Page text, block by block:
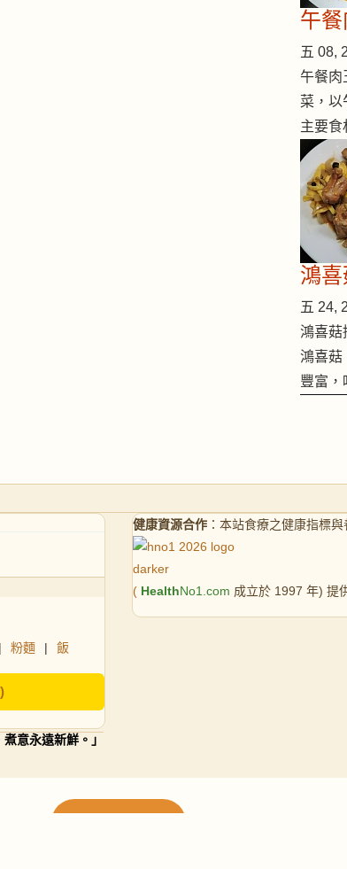
午
五 08,
午餐肉
菜，以
主要
鴻
五 24,
鴻喜菇
鴻喜菇
豐富
| 粉麵 | 飯
煮意永遠新鮮。」
健康資源合作 ：本站食療之健康指標
( HealthNo1.com 成立於 1997 年) 提